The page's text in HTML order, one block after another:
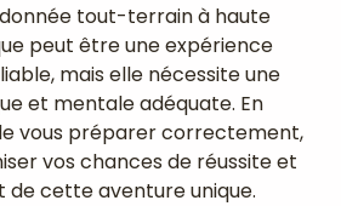
tout-terrain à haute
peut être une expérience
mais elle nécessite une
et mentale adéquate. En
vous préparer correctement,
vos chances de réussite et
cette aventure unique.